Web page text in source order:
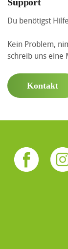
Du benötigst
Kein Problem,
schreib uns eine
Kontakt